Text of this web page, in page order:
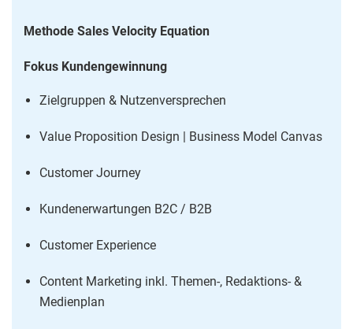
Methode Sales Velocity Equation
Fokus Kundengewinnung
Zielgruppen & Nutzenversprechen
Value Proposition Design | Business Model Canvas
Customer Journey
Kundenerwartungen B2C / B2B
Customer Experience
Content Marketing inkl. Themen-, Redaktions- &
Medienplan